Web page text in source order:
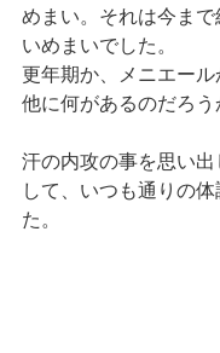
めまい。それは今ま
いめまいでした。
更年期か、メニエー
他に何があるのだろ
汗の内攻の事を思い
して、いつも通りの
た。